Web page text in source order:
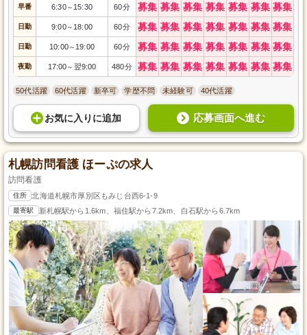
早番 6:30～ 15:30 60分 募集 募集 募集 募集 募集 募集 募集
日勤 9:00～ 18:00 60分 募集 募集 募集 募集 募集 募集 募集
日勤 10:00～ 19:00 60分 募集 募集 募集 募集 募集 募集 募集
夜勤 17:00～ 翌9:00 480分 募集 募集 募集 募集 募集 募集 募集
50代活躍 60代活躍 新卒可 学歴不問 未経験可 40代活躍
お気に入り に追加 応募画面へ進む
札幌訪問看護 ほーぷの求人
訪問看護
住所 北海道札幌市厚別区もみじ台西6-1-9
最寄駅 新札幌駅から1.6km、福住駅から7.2km、白石駅から6.7km